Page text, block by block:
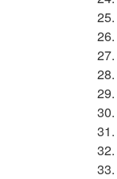
25.
26.
27.
28.
29.
30.
31.
32.
33.